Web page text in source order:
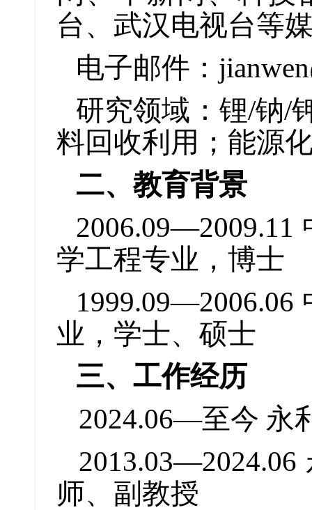
台、武汉电视台等
电子邮件：
研究领域：锂/钠/
料回收利用；能源
二、教育背景
学工程专业，博士
业，学士、硕士
三、工作经历
2024.06—至今 永
师、副教授